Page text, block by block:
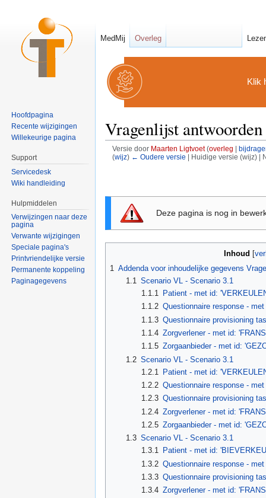
Klik
Vragenlijst
Versie door Maarten Ligtvoet (overleg |
(wijz) ← Oudere versie | Huidige versie (wijz) |
Deze pagina is nog in
Inhoud
1 Addenda voor inhoudelijke gegevens
1.1 Scenario VL - Scenario 3.1
1.1.1 Patient - met id:
1.1.2 Questionnaire response -
1.1.3 Questionnaire provisioning
1.1.4 Zorgverlener - met id:
1.1.5 Zorgaanbieder - met id:
1.2 Scenario VL - Scenario 3.1
1.2.1
Patient - met id:
1.2.2 Questionnaire response -
1.2.3 Questionnaire provisioning
1.2.4 Zorgverlener - met id:
1.2.5 Zorgaanbieder - met id:
1.3 Scenario VL - Scenario 3.1
1.3.1 Patient - met id:
1.3.2 Questionnaire response -
1.3.3 Questionnaire provisioning
1.3.4 Zorgverlener - met id:
MedMij Overleg
Hoofdpagina
Recente wijzigingen
Willekeurige pagina
Support
Servicedesk
Wiki handleiding
Hulpmiddelen
Verwijzingen naar deze
pagina
Verwante wijzigingen
Speciale pagina's
Printvriendelijke versie
Permanente koppeling
Paginagegevens